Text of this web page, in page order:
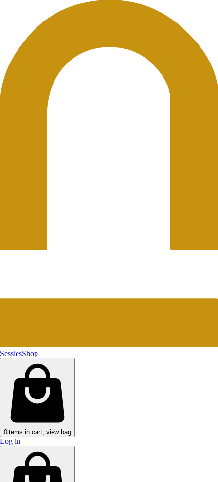
SessiesShop
0items in cart, view bag
Log in